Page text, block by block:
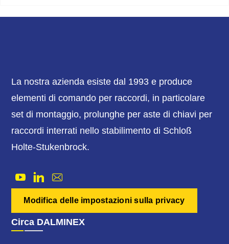
La nostra azienda esiste dal 1993 e produce
elementi di comando per raccordi, in particolare
set di montaggio, prolunghe per aste di chiavi per
raccordi interrati nello stabilimento di Schloß
Holte-Stukenbrock.
Modifica delle impostazioni sulla privacy
Circa DALMINEX